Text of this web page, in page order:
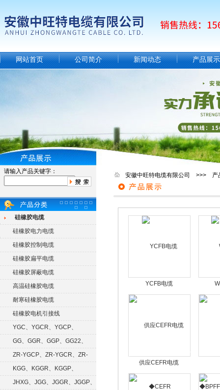
网站首页 公司简介 新闻动态 产品展示
请输入产品关键字：
硅橡胶电缆
硅橡胶电力电缆
硅橡胶控制电缆
硅橡胶扁平电缆
硅橡胶屏蔽电缆
高温硅橡胶电缆
耐寒硅橡胶电缆
硅橡胶电机引接线
YGC、YGCR、YGCP、
YGCRP
GG、GGR、GGP、GG22、
GGRP
ZR-YGCP、ZR-YGCR、ZR-
YGCRP
KGG、KGGR、KGGP、
KGGRP
JHXG、JGG、JGGR、JGGP、
安徽中旺特电缆有限公司 >>> 产
YCFB电缆
供应CEFR电缆
◆CEFR